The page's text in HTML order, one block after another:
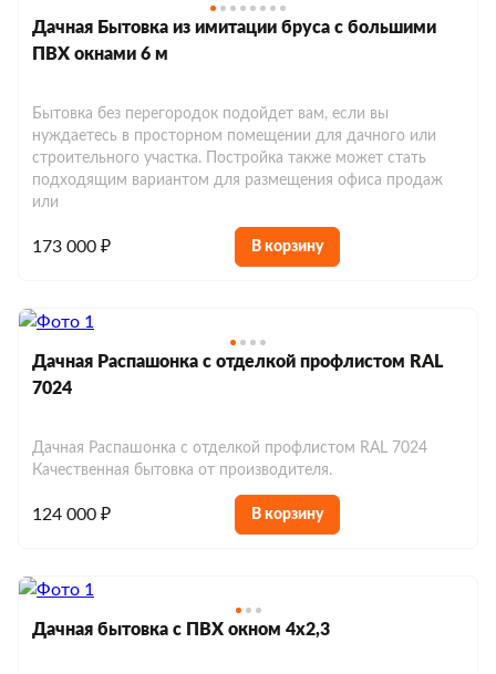
Хозблоки до 10 м²
Хозблоки до 150 000 р.
Евробытовки с душем и туалетом
Евробытовки из сэндвич-панелей
Дачная Бытовка из имитации бруса с большими
ПВХ окнами 6 м
Бытовка без перегородок подойдет вам, если вы
нуждаетесь в просторном помещении для дачного или
строительного участка. Постройка также может стать
подходящим вариантом для размещения офиса продаж
или
173 000 ₽ В корзину
Дачная Распашонка с отделкой профлистом RAL
7024
Дачная Распашонка с отделкой профлистом RAL 7024
Качественная бытовка от производителя.
124 000 ₽ В корзину
Дачная бытовка с ПВХ окном 4х2,3